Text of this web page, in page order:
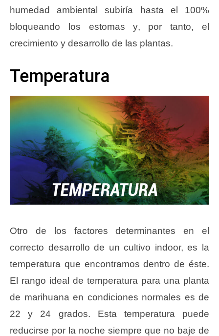
humedad ambiental subiría hasta el 100%
bloqueando los estomas y, por tanto, el
crecimiento y desarrollo de las plantas.
Temperatura
Otro de los factores determinantes en el
correcto desarrollo de un cultivo indoor, es la
temperatura que encontramos dentro de éste.
El rango ideal de temperatura para una planta
de marihuana en condiciones normales es de
22 y 24 grados. Esta temperatura puede
reducirse por la noche siempre que no baje de